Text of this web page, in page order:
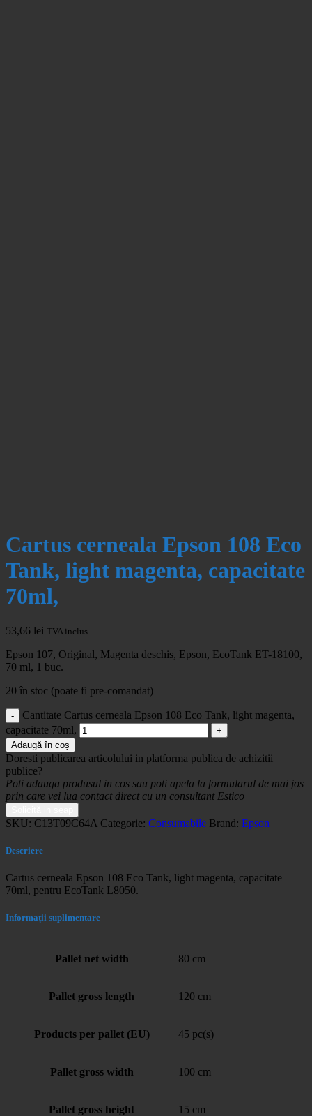
Cartus cerneala Epson 108 Eco
Tank, light magenta, capacitate
70ml,
53,66 lei TVA inclus.
Epson 107, Original, Magenta deschis, Epson, EcoTank ET-18100,
70 ml, 1 buc.
20 în stoc (poate fi pre-comandat)
Cantitate Cartus cerneala Epson 108 Eco Tank, light magenta,
capacitate 70ml,
Adaugă în coș
Doresti publicarea articolului in platforma publica de achizitii
publice?
Poti adauga produsul in cos sau poti apela la formularul de mai jos
prin care vei lua contact direct cu un consultant Estico
SKU: C13T09C64A Categorie: Consumabile Brand: Epson
Descriere
Cartus cerneala Epson 108 Eco Tank, light magenta, capacitate
70ml, pentru EcoTank L8050.
Informații suplimentare
Pallet net width 80 cm
Pallet gross length 120 cm
Products per pallet (EU) 45 pc(s)
Pallet gross width 100 cm
Pallet gross height 15 cm